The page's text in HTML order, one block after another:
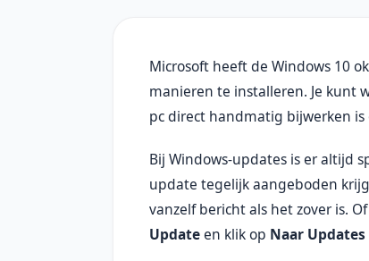
Microsoft heeft de Windows 10
manieren te installeren. Je kunt
pc direct handmatig bijwerken
Bij Windows-updates is er altijd
update tegelijk aangeboden
vanzelf bericht als het zover is.
Updateen klik op Naar Updates